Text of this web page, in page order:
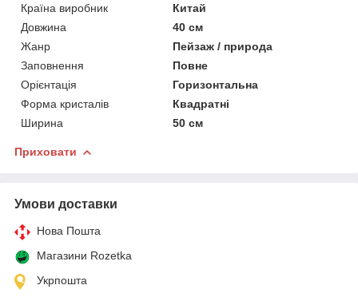
Країна виробник
Китай
Довжина
40 см
Жанр
Пейзаж / природа
Заповнення
Повне
Орієнтація
Горизонтальна
Форма кристалів
Квадратні
Ширина
50 см
Приховати
Умови доставки
Нова Пошта
Магазини Rozetka
Укрпошта